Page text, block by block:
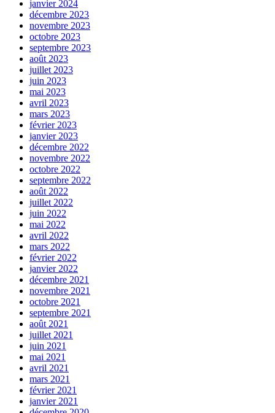
janvier 2024
décembre 2023
novembre 2023
octobre 2023
septembre 2023
août 2023
juillet 2023
juin 2023
mai 2023
avril 2023
mars 2023
février 2023
janvier 2023
décembre 2022
novembre 2022
octobre 2022
septembre 2022
août 2022
juillet 2022
juin 2022
mai 2022
avril 2022
mars 2022
février 2022
janvier 2022
décembre 2021
novembre 2021
octobre 2021
septembre 2021
août 2021
juillet 2021
juin 2021
mai 2021
avril 2021
mars 2021
février 2021
janvier 2021